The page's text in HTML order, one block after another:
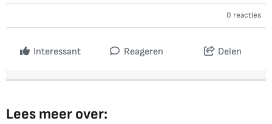
0 reacties
Interessant Reageren Delen
Lees meer over: